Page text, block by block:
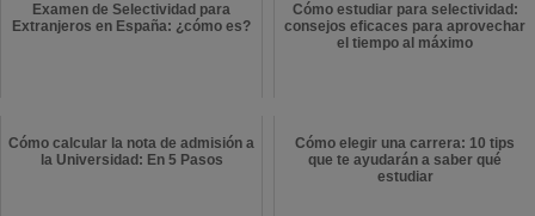
Examen de Selectividad para
Extranjeros en España: ¿cómo es?
Cómo estudiar para selectividad:
consejos eficaces para aprovechar
el tiempo al máximo
Cómo calcular la nota de admisión a
la Universidad: En 5 Pasos
Cómo elegir una carrera: 10 tips
que te ayudarán a saber qué
estudiar